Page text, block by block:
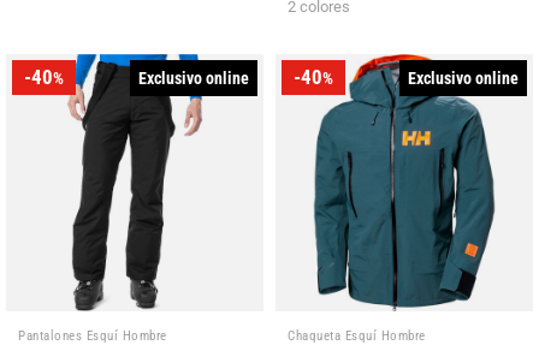
2 colores
-40% Exclusivo online
Pantalones Esquí Hombre
-40% Exclusivo online
Chaqueta Esquí Hombre